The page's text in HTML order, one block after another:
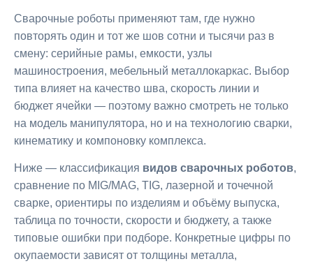
Сварочные роботы применяют там, где нужно
повторять один и тот же шов сотни и тысячи раз в
смену: серийные рамы, емкости, узлы
машиностроения, мебельный металлокаркас. Выбор
типа влияет на качество шва, скорость линии и
бюджет ячейки — поэтому важно смотреть не только
на модель манипулятора, но и на технологию сварки,
кинематику и компоновку комплекса.
Ниже — классификация видов сварочных роботов,
сравнение по MIG/MAG, TIG, лазерной и точечной
сварке, ориентиры по изделиям и объёму выпуска,
таблица по точности, скорости и бюджету, а также
типовые ошибки при подборе. Конкретные цифры по
окупаемости зависят от толщины металла,